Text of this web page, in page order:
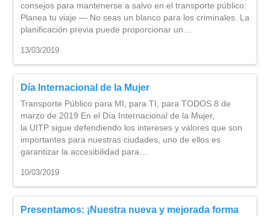
consejos para mantenerse a salvo en el transporte público:
Planea tu viaje — No seas un blanco para los criminales. La
planificación previa puede proporcionar un…
13/03/2019
Día Internacional de la Mujer
Transporte Público para MI, para TI, para TODOS 8 de
marzo de 2019 En el Día Internacional de la Mujer,
la UITP sigue defendiendo los intereses y valores que son
importantes para nuestras ciudades, uno de ellos es
garantizar la accesibilidad para…
10/03/2019
Presentamos: ¡Nuestra nueva y mejorada forma